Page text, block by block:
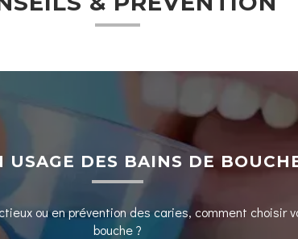
USAGE DES BAINS DE
ou en prévention des caries, comment choisir
bouche ?